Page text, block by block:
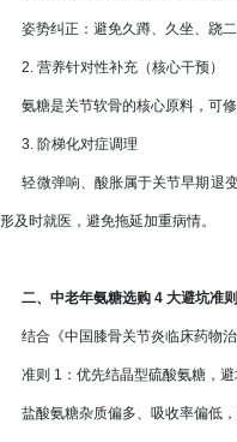
姿势纠正：避免久蹲、久坐、跷二
2. 营养针对性补充（核心干预）
氨糖是关节软骨的核心原料，可修
3. 阶梯化对症调理
轻微弹响、酸胀属于关节早期退变
形及时就医，避免拖延加重病情。
二、中老年氨糖选购 4 大避坑准
结合《中国膝骨关节炎临床药物治
准则 1：优先结晶型硫酸氨糖，避
盐酸氨糖杂质偏多、吸收率偏低，